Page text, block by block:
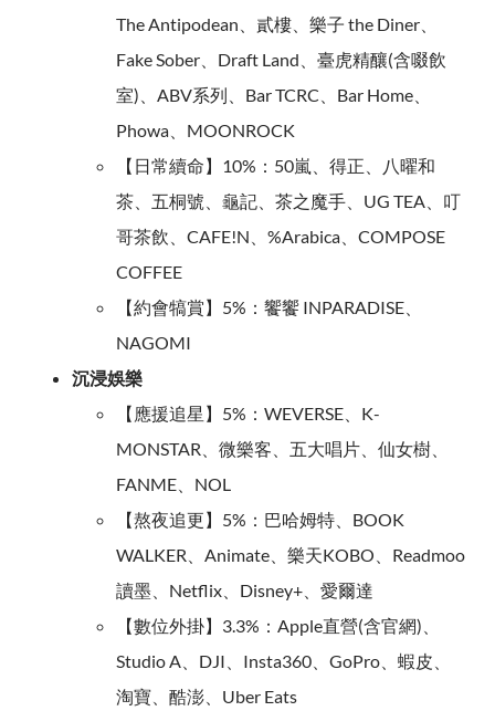
The Antipodean、貳樓、樂子 the Diner、
Fake Sober、Draft Land、臺虎精釀(含啜飲
室)、ABV系列、Bar TCRC、Bar Home、
Phowa、MOONROCK
【日常續命】10%：50嵐、得正、八曜和
茶、五桐號、龜記、茶之魔手、UG TEA、叮
哥茶飲、CAFE!N、%Arabica、COMPOSE
COFFEE
【約會犒賞】5%：饗饗 INPARADISE、
NAGOMI
沉浸娛樂
【應援追星】5%：WEVERSE、K-
MONSTAR、微樂客、五大唱片、仙女樹、
FANME、NOL
【熬夜追更】5%：巴哈姆特、BOOK
WALKER、Animate、樂天KOBO、Readmoo
讀墨、Netflix、Disney+、愛爾達
【數位外掛】3.3%：Apple直營(含官網)、
Studio A、DJI、Insta360、GoPro、蝦皮、
淘寶、酷澎、Uber Eats